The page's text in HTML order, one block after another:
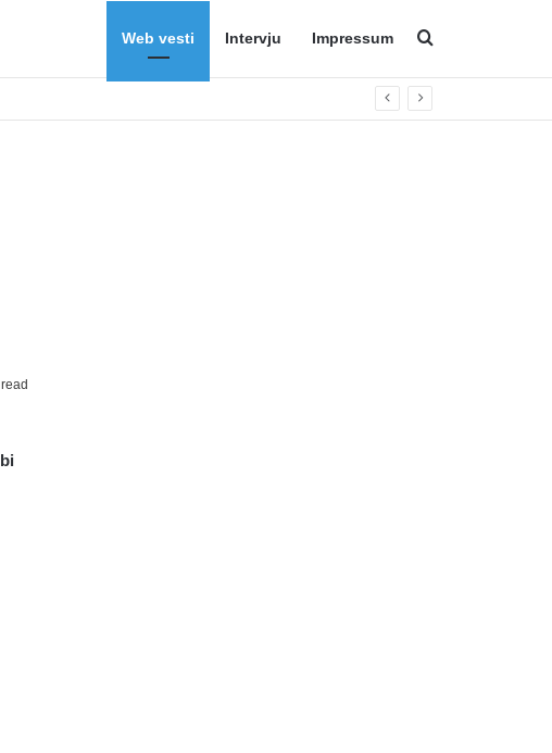
Web vesti Intervju Impressum